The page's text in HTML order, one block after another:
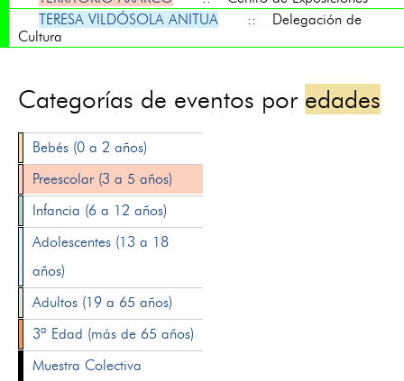
TERESA VILDÓSOLA ANITUA
:: Delegación de
Cultura
Categorías de eventos por edades
Bebés (0 a 2 años)
Preescolar (3 a 5 años)
Infancia (6 a 12 años)
Adolescentes (13 a 18
años)
Adultos (19 a 65 años)
3ª Edad (más de 65 años)
Muestra Colectiva